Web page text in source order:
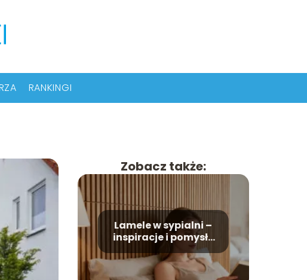
RANKINGI
Zobacz także:
Lamele w sypialni –
inspiracje i pomysły
na aranżację